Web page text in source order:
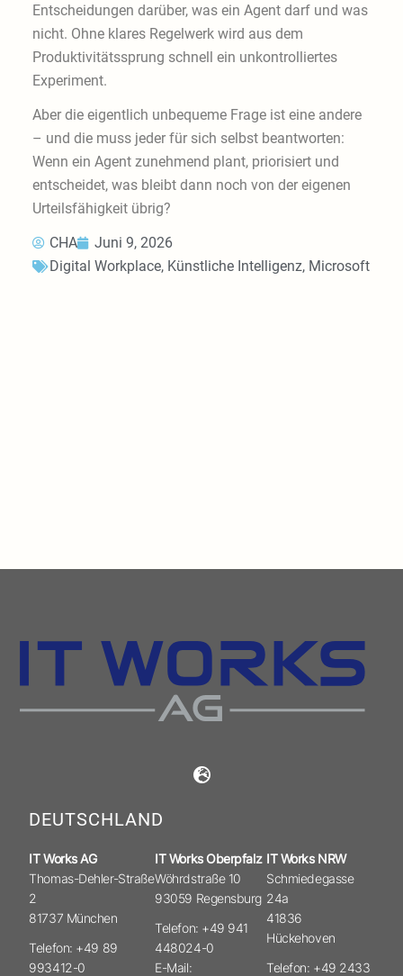
Entscheidungen darüber, was ein Agent darf und was
nicht. Ohne klares Regelwerk wird aus dem
Produktivitätssprung schnell ein unkontrolliertes
Experiment.
Aber die eigentlich unbequeme Frage ist eine andere
– und die muss jeder für sich selbst beantworten:
Wenn ein Agent zunehmend plant, priorisiert und
entscheidet, was bleibt dann noch von der eigenen
Urteilsfähigkeit übrig?
CHA
Juni 9, 2026
Digital Workplace, Künstliche Intelligenz, Microsoft
DEUTSCHLAND
IT Works AG
Thomas-Dehler-Straße
2
81737 München
Telefon: +49 89
993412-0
IT Works Oberpfalz
Wöhrdstraße 10
93059 Regensburg
Telefon: +49 941
448024-0
E-Mail:
IT Works NRW
Schmiedegasse
24a
41836
Hückehoven
Telefon: +49 2433